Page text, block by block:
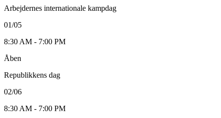
Arbejdernes internationale kampdag
01/05
8:30 AM - 7:00 PM
Åben
Republikkens dag
02/06
8:30 AM - 7:00 PM